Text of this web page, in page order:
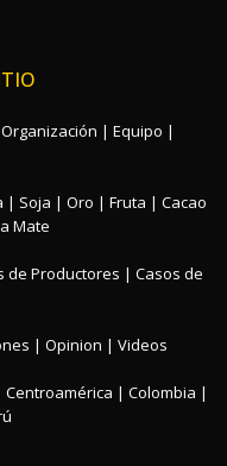
Organización | Equipo |
| Soja | Oro | Fruta | Cacao
Mate
de Productores | Casos de
| Opinion | Videos
Centroamérica | Colombia |